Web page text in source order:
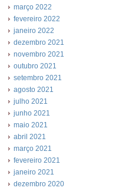
março 2022
fevereiro 2022
janeiro 2022
dezembro 2021
novembro 2021
outubro 2021
setembro 2021
agosto 2021
julho 2021
junho 2021
maio 2021
abril 2021
março 2021
fevereiro 2021
janeiro 2021
dezembro 2020